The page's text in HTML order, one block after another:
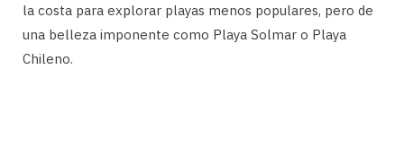
la costa para explorar playas menos populares, pero de
una belleza imponente como Playa Solmar o Playa
Chileno.